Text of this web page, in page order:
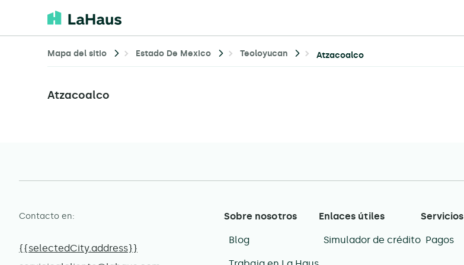
Mapa del sitio Estado De Mexico Teoloyucan Atzacoalco
Atzacoalco
Contacto en:
{{selectedCity.address}}
Sobre nosotros
Blog
Enlaces útiles
Simulador de crédito
Servicios
Pagos